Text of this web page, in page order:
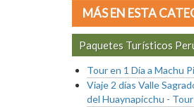
MÁS EN ESTA
Paquetes Turísticos
Tour en 1 Día a Machu
Viaje 2 días Valle
del Huaynapicchu -